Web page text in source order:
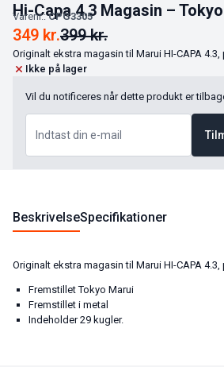
Hi-Capa 4.3 Magasin –
Varenr.:CPG3305
399kr.
349 kr.
Originalt ekstra magasin til Marui HI-CAPA
Ikke på lager
Vil du notificeres når dette produkt er
BeskrivelseSpecifikationer
Originalt ekstra magasin til Marui HI-CAPA
Fremstillet Tokyo Marui
Fremstillet i metal
Indeholder 29 kugler.